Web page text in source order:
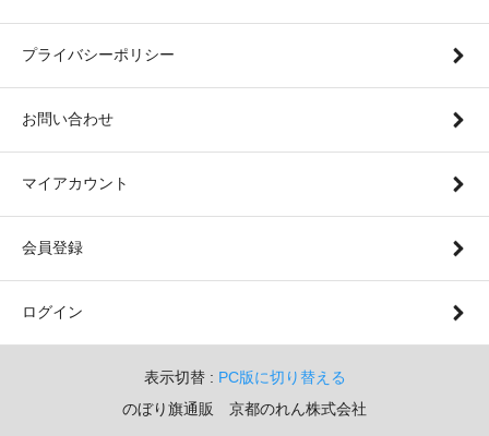
プライバシーポリシー
お問い合わせ
マイアカウント
会員登録
ログイン
表示切替 : PC版に切り替える
のぼり旗通販 京都のれん株式会社